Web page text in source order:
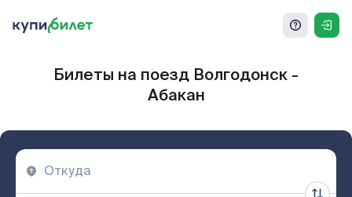
Билеты на поезд Волгодонск -
Абакан